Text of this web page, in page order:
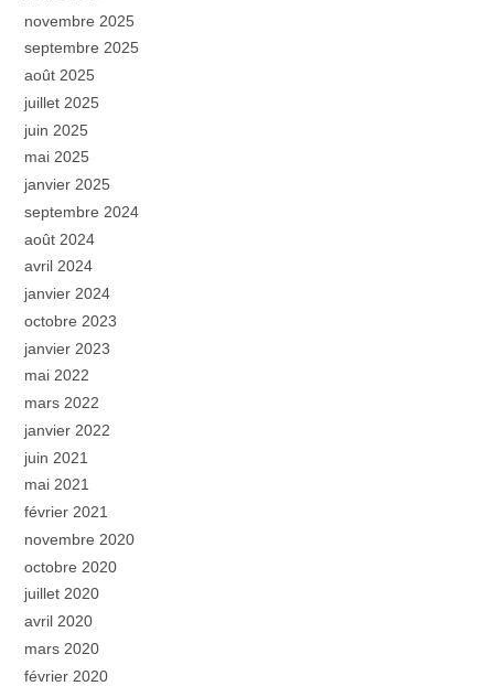
novembre 2025
septembre 2025
août 2025
juillet 2025
juin 2025
mai 2025
janvier 2025
septembre 2024
août 2024
avril 2024
janvier 2024
octobre 2023
janvier 2023
mai 2022
mars 2022
janvier 2022
juin 2021
mai 2021
février 2021
novembre 2020
octobre 2020
juillet 2020
avril 2020
mars 2020
février 2020